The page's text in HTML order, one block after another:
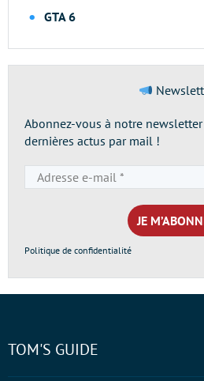
GTA 6
Abonnez-vous à notre
dernières actus par mail !
e-
mail
*
Politique de confidentialité
TOM'S GUIDE